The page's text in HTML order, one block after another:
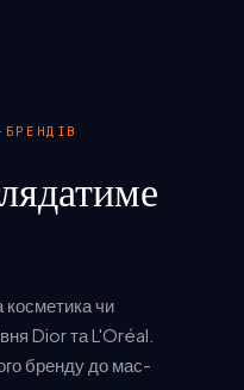
чи
Dior та L'Oréal.
бренду до мас-